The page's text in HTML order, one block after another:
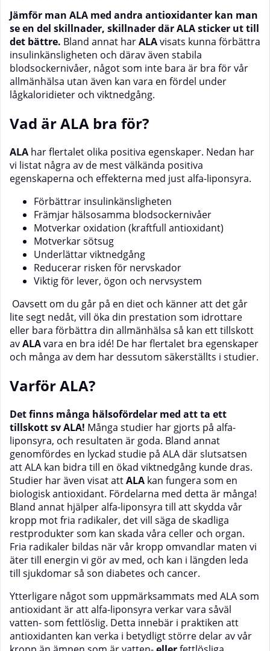
Jämför man ALA med andra antioxidanter kan man
se en del skillnader, skillnader där ALA sticker ut till
det bättre. Bland annat harALAvisats kunna förbättra
insulinkänsligheten och därav även stabila
blodsockernivåer, något som inte bara är bra för vår
allmänhälsa utan även kan vara en fördel under
lågkaloridieter och viktnedgång.
Vad är ALA bra för?
ALA har flertalet olika positiva egenskaper. Nedan har
vi listat några av de mest välkända positiva
egenskaperna och effekterna med just alfa-liponsyra.
Förbättrar insulinkänsligheten
Främjar hälsosamma blodsockernivåer
Motverkar oxidation (kraftfull antioxidant)
Motverkar sötsug
Underlättar viktnedgång
Reducerar risken för nervskador
Viktig för lever, ögon och nervsystem
Oavsett om du går på en diet och känner att det går
lite segt nedåt, vill öka din prestation som idrottare
eller bara förbättra din allmänhälsa så kan ett tillskott
avALAvara en bra idé! De har flertalet bra egenskaper
och många av dem har dessutom säkerställts i studier.
Varför ALA?
Det finns många hälsofördelar med att ta ett
tillskott sv ALA! Många studier har gjorts på alfa-
liponsyra, och resultaten är goda. Bland annat
genomfördes en lyckad studie på ALA där slutsatsen
att ALA kan bidra till en ökad viktnedgång kunde dras.
Studier har även visat attALA kan fungera som en
biologisk antioxidant. Fördelarna med detta är många!
Bland annat hjälper alfa-liponsyra till att skydda vår
kropp mot fria radikaler, det vill säga de skadliga
restprodukter som kan skada våra celler och organ.
Fria radikaler bildas när vår kropp omvandlar maten vi
äter till energin vi gör av med, och kan i längden leda
till sjukdomar så son diabetes och cancer.
Ytterligare något som uppmärksammats med ALA som
antioxidant är att alfa-liponsyra verkar vara såväl
vatten- som fettlöslig. Detta innebär i praktiken att
antioxidanten kan verka i betydligt större delar av vår